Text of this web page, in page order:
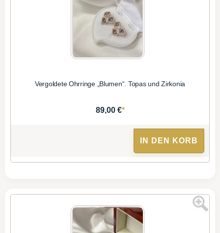
Vergoldete Ohrringe „Blumen“. Topas und Zirkonia
89,00 €*
IN DEN KORB